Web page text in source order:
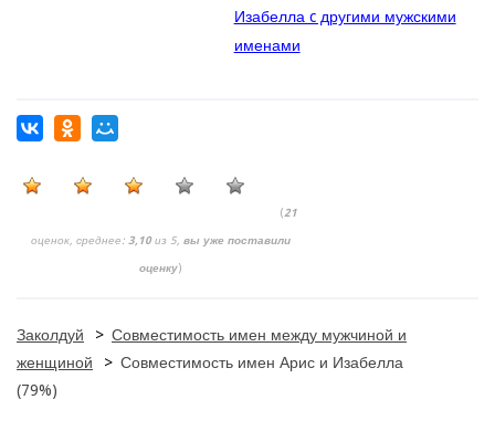
Изабелла c другими мужскими
именами
(21
оценок, среднее: 3,10из 5, вы уже поставили
оценку)
Заколдуй > Совместимость имен между мужчиной и
женщиной
> Совместимость имен Арис и Изабелла
(79%)